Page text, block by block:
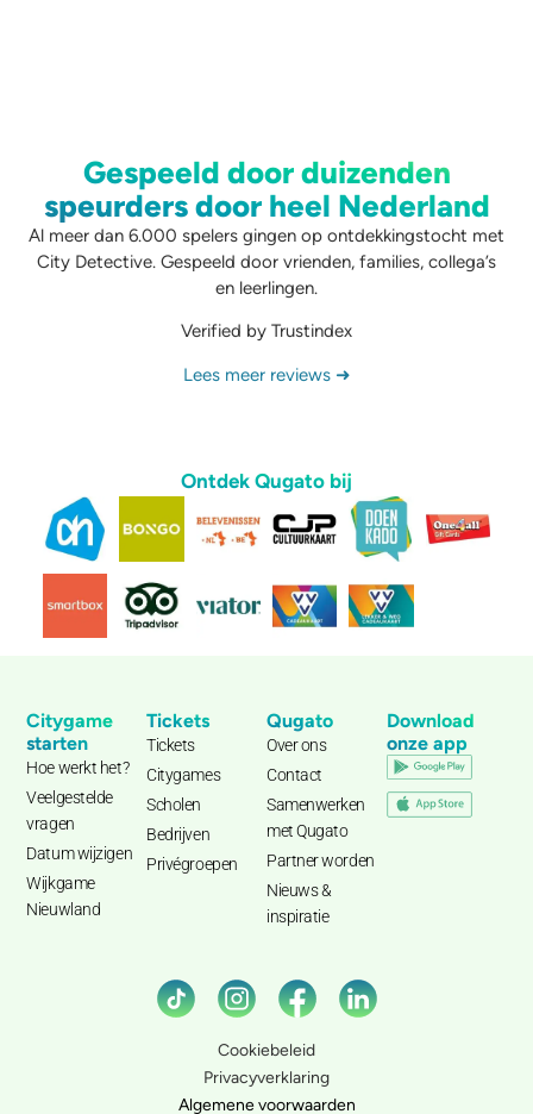
Gespeeld door duizenden
speurders door heel Nederland
Al meer dan 6.000 spelers gingen op ontdekkingstocht met
City Detective. Gespeeld door vrienden, families, collega’s
en leerlingen.
Verified by Trustindex
Lees meer reviews ➜
Ontdek Qugato bij
Citygame
starten
Hoe werkt het?
Veelgestelde
vragen
Datum wijzigen
Wijkgame
Nieuwland
Tickets
Tickets
Citygames
Scholen
Bedrijven
Privégroepen
Qugato
Over ons
Contact
Samenwerken
met Qugato
Partner worden
Nieuws &
inspiratie
Download
onze app
Algemene voorwaarden
Privacyverklaring
Cookiebeleid